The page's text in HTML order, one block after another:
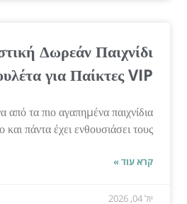
Δωρεάν Παιχνίδι
για Παίκτες VIP
από τα πιο αγαπημένα παιχνίδια
πάντα έχει ενθουσιάσει τους...
קרא עוד »
יול 04, 2026